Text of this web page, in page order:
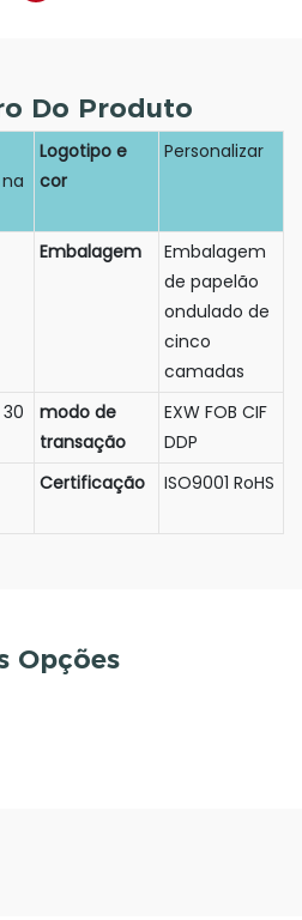
Do Produto
Logotipo e
cor
Personalizar
Embalagem
Embalagem
de papelão
ondulado de
cinco
camadas
modo de
transação
EXW FOB CIF
DDP
Certificação ISO9001 RoHS
Opções